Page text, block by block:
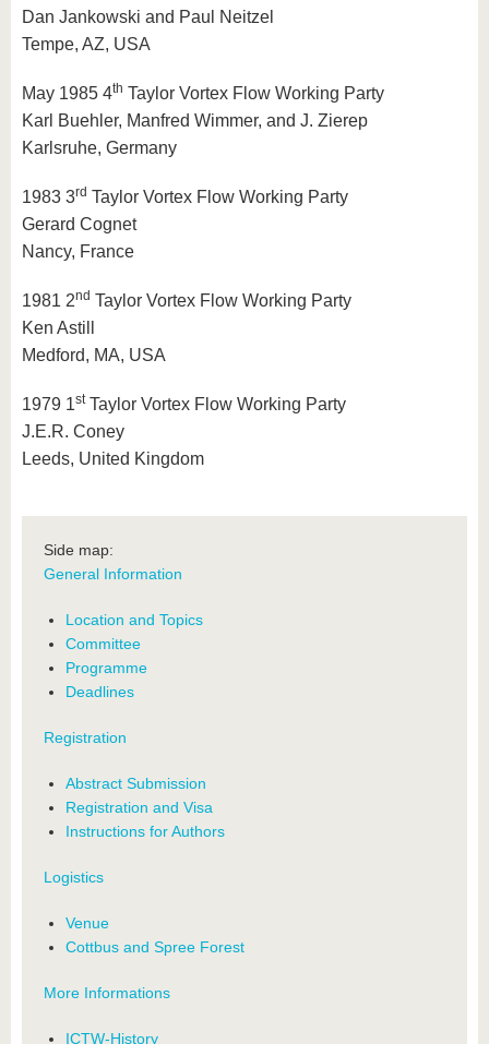
Dan Jankowski and Paul Neitzel
Tempe, AZ, USA
May 1985 4th Taylor Vortex Flow Working Party
Karl Buehler, Manfred Wimmer, and J. Zierep
Karlsruhe, Germany
1983 3rd Taylor Vortex Flow Working Party
Gerard Cognet
Nancy, France
1981 2nd Taylor Vortex Flow Working Party
Ken Astill
Medford, MA, USA
1979 1stTaylor Vortex Flow Working Party
J.E.R. Coney
Leeds, United Kingdom
Side map:
General Information
Location and Topics
Committee
Programme
Deadlines
Registration
Abstract Submission
Registration and Visa
Instructions for Authors
Logistics
Venue
Cottbus and Spree Forest
More Informations
ICTW-History